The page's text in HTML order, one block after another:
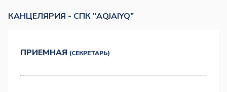
КАНЦЕЛЯРИЯ - СПК "AQJAIYQ"
ПРИЕМНАЯ (СЕКРЕТАРЬ)